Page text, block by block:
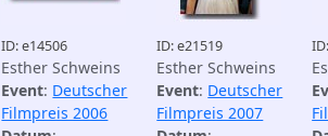
ID: e14506
Esther Schweins
Event: Deutscher
Filmpreis 2006
ID: e21519
Esther Schweins
Event: Deutscher
Filmpreis 2007